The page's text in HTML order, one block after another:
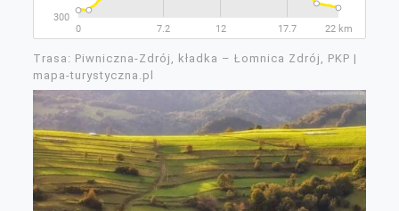
Trasa: Piwniczna-Zdrój, kładka – Łomnica Zdrój, PKP |
mapa-turystyczna.pl